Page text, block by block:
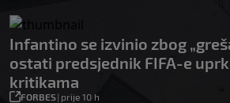
Infantino se izvinio zbog
ostati predsjednik FIFA-e
kritikama
FORBES| prije 10 h